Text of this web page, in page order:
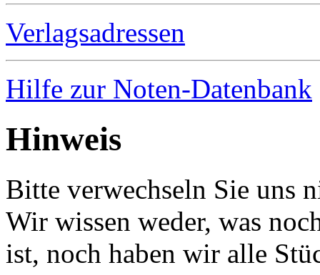
Verlagsadressen
Hilfe zur Noten-Datenbank
Hinweis
Bitte verwechseln Sie uns
Wir wissen weder, was
ist, noch haben wir alle